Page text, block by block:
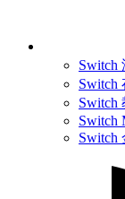
Switch
Switch
Switch
Switch
Switch